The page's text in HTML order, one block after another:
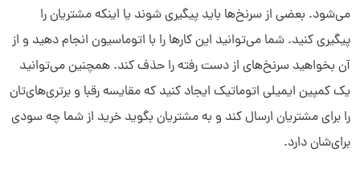
می‌شود. بعضی از سرنخ‌ها باید پیگیری شوند یا اینکه مشتریان را
پیگیری کنید. شما می‌توانید این کارها را با اتوماسیون انجام دهید و از
آن بخواهید سرنخ‌های از دست رفته را حذف کند. همچنین می‌توانید
یک کمپین ایمیلی اتوماتیک ایجاد کنید که مقایسه رقبا و برتری‌های‌تان
را برای مشتریان ارسال کند و به مشتریان بگوید خرید از شما چه سودی
برای‌شان دارد.